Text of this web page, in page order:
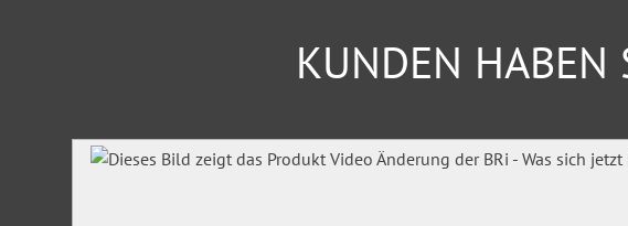
Das handliche Nachschlagewerk für Beamtinnen und Beamte, Anwärterinnen
Jetzt mit 3-monatigen Testzugang zum Online-Dienst:
KUNDEN HABEN
Produktgalerie überspringen